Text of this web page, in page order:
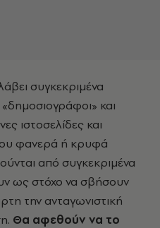
συγκεκριμένα
και
ιστοσελίδες και
φανερά ή κρυφά
από συγκεκριμένα
ως στόχο να σβήσουν
την ανταγωνιστική
Θα αφεθούν να το